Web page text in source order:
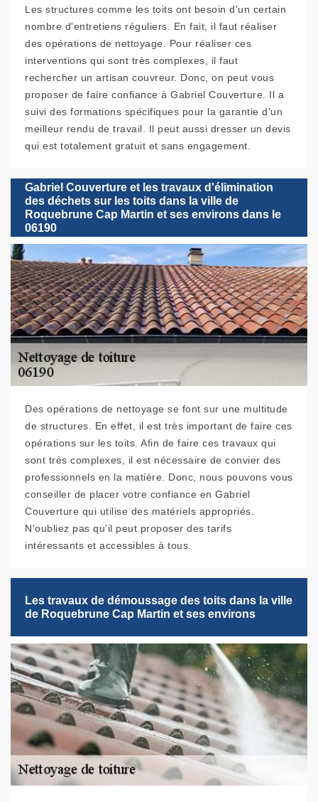
Les structures comme les toits ont besoin d'un certain
nombre d'entretiens réguliers. En fait, il faut réaliser
des opérations de nettoyage. Pour réaliser ces
interventions qui sont très complexes, il faut
rechercher un artisan couvreur. Donc, on peut vous
proposer de faire confiance à Gabriel Couverture. Il a
suivi des formations spécifiques pour la garantie d'un
meilleur rendu de travail. Il peut aussi dresser un devis
qui est totalement gratuit et sans engagement.
Gabriel Couverture et les travaux d'élimination
des déchets sur les toits dans la ville de
Roquebrune Cap Martin et ses environs dans le
06190
Des opérations de nettoyage se font sur une multitude
de structures. En effet, il est très important de faire ces
opérations sur les toits. Afin de faire ces travaux qui
sont très complexes, il est nécessaire de convier des
professionnels en la matière. Donc, nous pouvons vous
conseiller de placer votre confiance en Gabriel
Couverture qui utilise des matériels appropriés.
N'oubliez pas qu'il peut proposer des tarifs
intéressants et accessibles à tous.
Les travaux de démoussage des toits dans la ville
de Roquebrune Cap Martin et ses environs